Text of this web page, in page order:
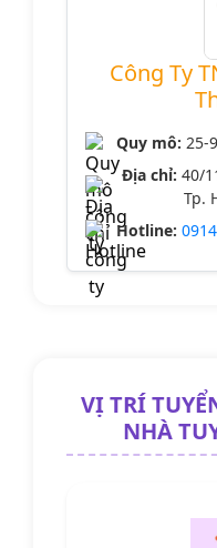
Công Ty
Quy mô: 25-
Địa chỉ: 40/
Tp.
Hotline:
VỊ TRÍ
NHÀ